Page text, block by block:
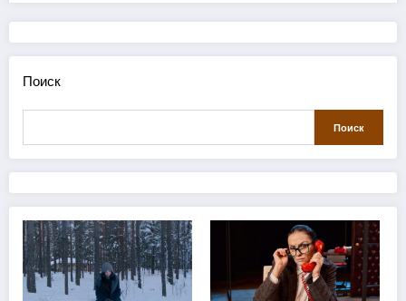
Поиск
Поиск